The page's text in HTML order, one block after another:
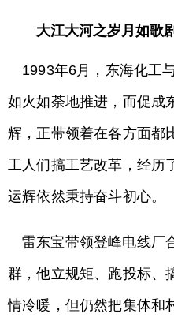
大江大河之岁月如歌
1993年6月，东海化工
如火如荼地推进，而促成
辉，正带领着在各方面都
工人们搞工艺改革，经历
运辉依然秉持奋斗初心。
雷东宝带领登峰电线厂
群，他立规矩、跑投标、
情冷暖，但仍然把集体和